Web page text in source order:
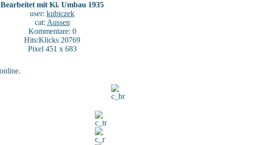
Bearbeitet mit Ki. Umbau 1935
user: kubiczek
cat: Aussen
Kommentare: 0
Hits:Klicks 20769
Pixel 451 x 683